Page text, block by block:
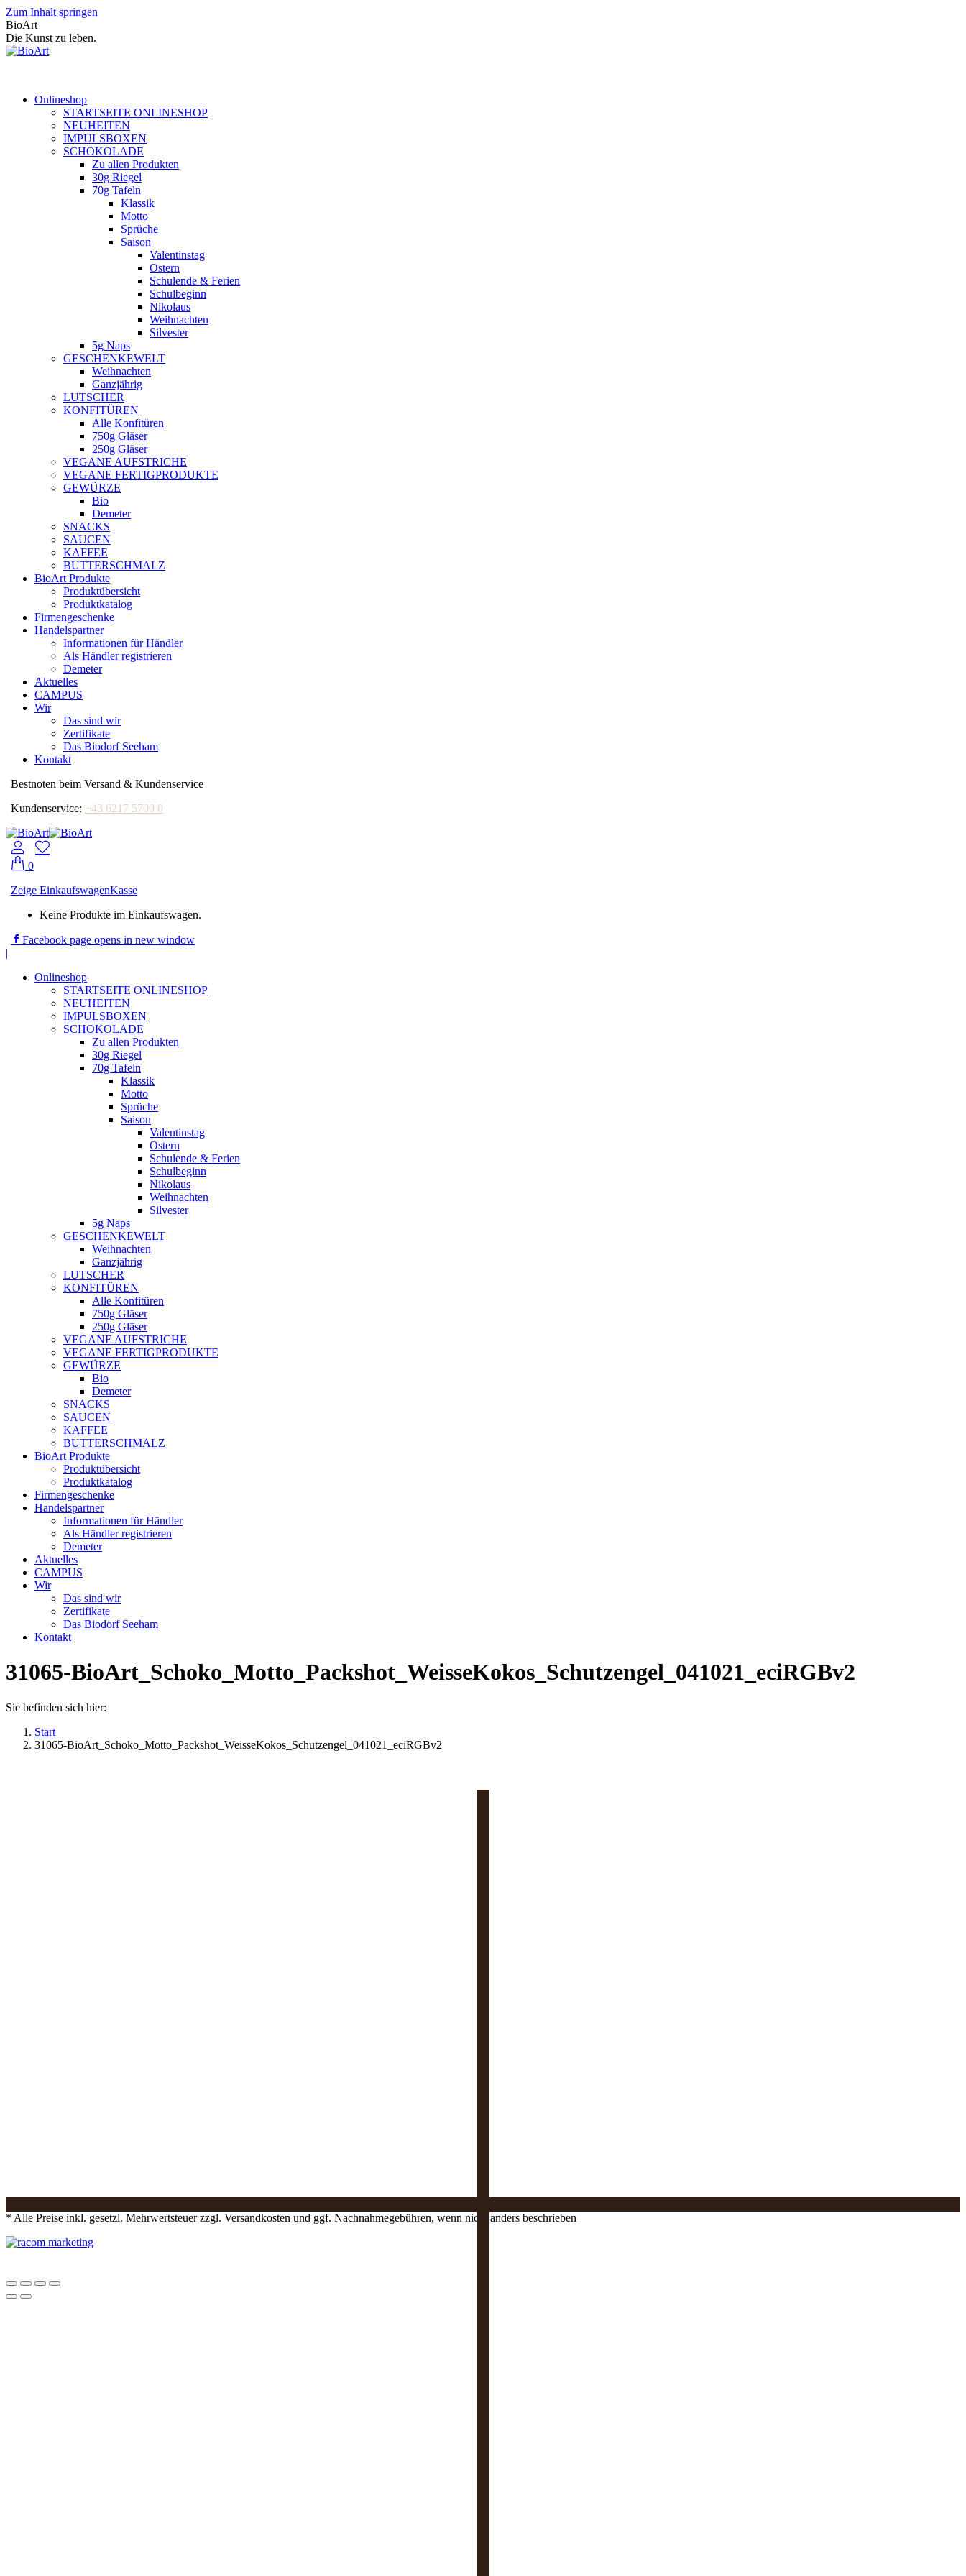
Zum Inhalt springen
BioArt
Die Kunst zu leben.
Onlineshop
STARTSEITE ONLINESHOP
NEUHEITEN
IMPULSBOXEN
SCHOKOLADE
Zu allen Produkten
30g Riegel
70g Tafeln
Klassik
Motto
Sprüche
Saison
Valentinstag
Ostern
Schulende & Ferien
Schulbeginn
Nikolaus
Weihnachten
Silvester
5g Naps
GESCHENKEWELT
Weihnachten
Ganzjährig
LUTSCHER
KONFITÜREN
Alle Konfitüren
750g Gläser
250g Gläser
VEGANE AUFSTRICHE
VEGANE FERTIGPRODUKTE
GEWÜRZE
Bio
Demeter
SNACKS
SAUCEN
KAFFEE
BUTTERSCHMALZ
BioArt Produkte
Produktübersicht
Produktkatalog
Firmengeschenke
Handelspartner
Informationen für Händler
Als Händler registrieren
Demeter
Aktuelles
CAMPUS
Wir
Das sind wir
Zertifikate
Das Biodorf Seeham
Kontakt
Bestnoten beim Versand & Kundenservice
Kundenservice: +43 6217 5700 0
0
Zeige EinkaufswagenKasse
Keine Produkte im Einkaufswagen.
Facebook page opens in new window
|
Onlineshop
STARTSEITE ONLINESHOP
NEUHEITEN
IMPULSBOXEN
SCHOKOLADE
Zu allen Produkten
30g Riegel
70g Tafeln
Klassik
Motto
Sprüche
Saison
Valentinstag
Ostern
Schulende & Ferien
Schulbeginn
Nikolaus
Weihnachten
Silvester
5g Naps
GESCHENKEWELT
Weihnachten
Ganzjährig
LUTSCHER
KONFITÜREN
Alle Konfitüren
750g Gläser
250g Gläser
VEGANE AUFSTRICHE
VEGANE FERTIGPRODUKTE
GEWÜRZE
Bio
Demeter
SNACKS
SAUCEN
KAFFEE
BUTTERSCHMALZ
BioArt Produkte
Produktübersicht
Produktkatalog
Firmengeschenke
Handelspartner
Informationen für Händler
Als Händler registrieren
Demeter
Aktuelles
CAMPUS
Wir
Das sind wir
Zertifikate
Das Biodorf Seeham
Kontakt
31065-BioArt_Schoko_Motto_Packshot_WeisseKokos_Schutzengel_041021_eciRGBv2
Sie befinden sich hier:
Start
31065-BioArt_Schoko_Motto_Packshot_WeisseKokos_Schutzengel_041021_eciRGBv2
* Alle Preise inkl. gesetzl. Mehrwertsteuer zzgl. Versandkosten und ggf. Nachnahmegebühren, wenn nicht anders beschrieben